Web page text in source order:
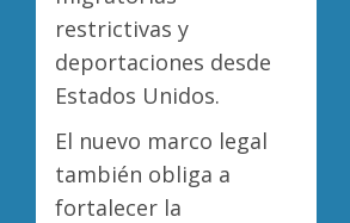
restrictivas y
deportaciones desde
Estados Unidos.
El nuevo marco legal
también obliga a
fortalecer la